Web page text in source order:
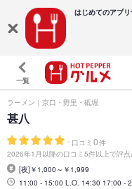
はじめてのアプ
一覧
ラーメン｜京口・野里・砥堀
甚八
- 口コミ 0件
2026年1月以降の口コミ5件以上で評
[夜]￥1,000～￥1,999
11:00 - 15:00 L.O. 14:30 17:00 -